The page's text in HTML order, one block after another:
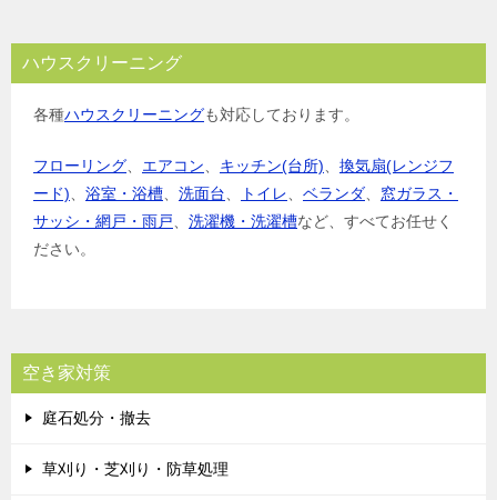
ハウスクリーニング
各種ハウスクリーニングも対応しております。
フローリング エアコン キッチン(台所)
換気扇(レンジフ
ード)
浴室・浴槽 洗面台 トイレ ベランダ
窓ガラス・
サッシ・網戸・雨戸
洗濯機・洗濯槽など、すべてお任せく
ださい。
空き家対策
庭石処分・撤去
草刈り・芝刈り・防草処理